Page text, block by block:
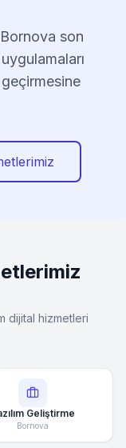
son
dijital hizmetleri
Geliştirme
Bornova